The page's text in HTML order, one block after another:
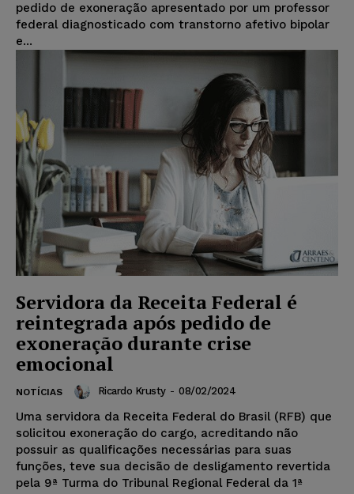
pedido de exoneração apresentado por um professor
federal diagnosticado com transtorno afetivo bipolar
e...
Servidora da Receita Federal é
reintegrada após pedido de
exoneração durante crise
emocional
NOTÍCIAS Ricardo Krusty - 08/02/2024
Uma servidora da Receita Federal do Brasil (RFB) que
solicitou exoneração do cargo, acreditando não
possuir as qualificações necessárias para suas
funções, teve sua decisão de desligamento revertida
pela 9ª Turma do Tribunal Regional Federal da 1ª